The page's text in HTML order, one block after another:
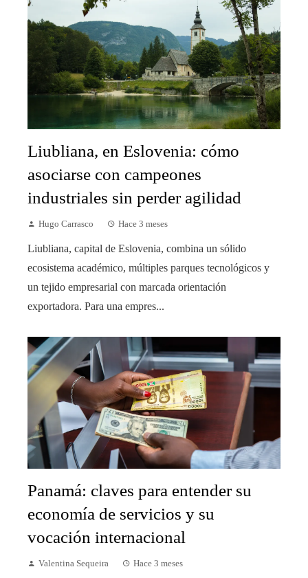
Liubliana, en Eslovenia: cómo
asociarse con campeones
industriales sin perder agilidad
Hugo Carrasco Hace 3 meses
Liubliana, capital de Eslovenia, combina un sólido
ecosistema académico, múltiples parques tecnológicos y
un tejido empresarial con marcada orientación
exportadora. Para una empres...
Panamá: claves para entender su
economía de servicios y su
vocación internacional
Valentina Sequeira Hace 3 meses